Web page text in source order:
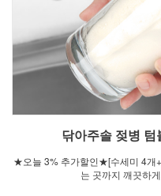
닦아주솔 젖병
★오늘 3% 추가할인★[수세미 4개
는 곳까지 깨끗하